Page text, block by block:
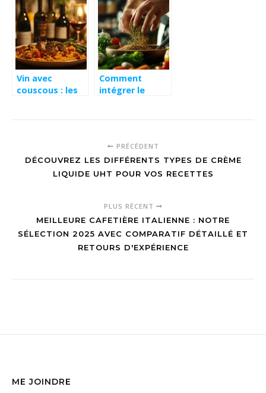
recette
inratable
canard en
cocotte en
fonte :
differences
entre canard
mulard et pekin
Vin avec
couscous : les
ce plat
traditionnel
Comment
intégrer le
PRÉCÉDENT
DÉCOUVREZ LES DIFFÉRENTS TYPES DE CRÈME
LIQUIDE UHT POUR VOS RECETTES
PLUS RÉCENT
MEILLEURE CAFETIÈRE ITALIENNE : NOTRE
SÉLECTION 2025 AVEC COMPARATIF DÉTAILLÉ ET
RETOURS D'EXPÉRIENCE
ME JOINDRE